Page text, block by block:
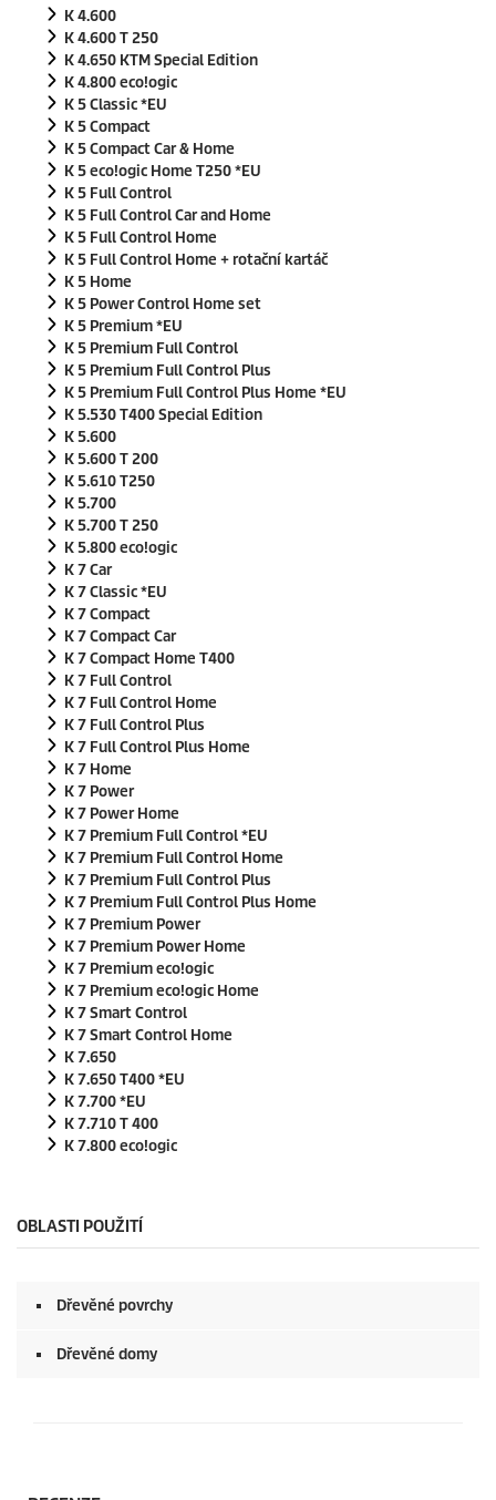
K 4.600
K 4.600 T 250
K 4.650 KTM Special Edition
K 4.800eco!ogic
K 5 Classic *EU
K 5 Compact
K 5 Compact Car & Home
K 5eco!ogic Home T250 *EU
K 5 Full Control
K 5 Full Control Car and Home
K 5 Full Control Home
K 5 Full Control Home + rotační kartáč
K 5 Home
K 5 Power Control Home set
K 5 Premium *EU
K 5 Premium Full Control
K 5 Premium Full Control Plus
K 5 Premium Full Control Plus Home *EU
K 5.530 T400 Special Edition
K 5.600
K 5.600 T 200
K 5.610 T250
K 5.700
K 5.700 T 250
K 5.800eco!ogic
K 7 Car
K 7 Classic *EU
K 7 Compact
K 7 Compact Car
K 7 Compact Home T400
K 7 Full Control
K 7 Full Control Home
K 7 Full Control Plus
K 7 Full Control Plus Home
K 7 Home
K 7 Power
K 7 Power Home
K 7 Premium Full Control *EU
K 7 Premium Full Control Home
K 7 Premium Full Control Plus
K 7 Premium Full Control Plus Home
K 7 Premium Power
K 7 Premium Power Home
K 7 Premiumeco!ogic
K 7 Premiumeco!ogic Home
K 7 Smart Control
K 7 Smart Control Home
K 7.650
K 7.650 T400 *EU
K 7.700 *EU
K 7.710 T 400
K 7.800eco!ogic
OBLASTI POUŽITÍ
Dřevěné povrchy
Dřevěné domy